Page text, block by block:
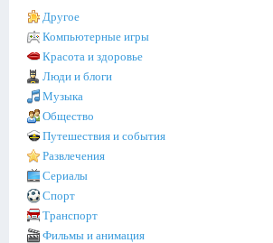
Другое
Компьютерные игры
Красота и здоровье
Люди и блоги
Музыка
Общество
Путешествия и события
Развлечения
Сериалы
Спорт
Транспорт
Фильмы и анимация